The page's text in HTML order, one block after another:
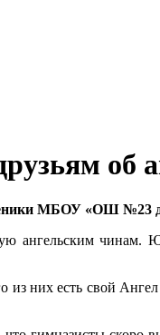
об
МБОУ «ОШ №23
ангельским
них есть свой